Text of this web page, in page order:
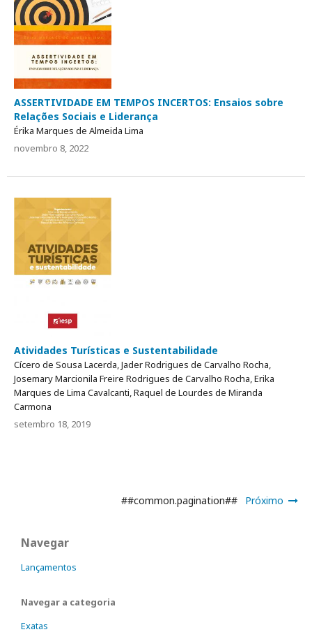
ASSERTIVIDADE EM TEMPOS INCERTOS: Ensaios sobre
Relações Sociais e Liderança
Érika Marques de Almeida Lima
novembro 8, 2022
Atividades Turísticas e Sustentabilidade
Cícero de Sousa Lacerda, Jader Rodrigues de Carvalho Rocha,
Josemary Marcionila Freire Rodrigues de Carvalho Rocha, Erika
Marques de Lima Cavalcanti, Raquel de Lourdes de Miranda
Carmona
setembro 18, 2019
##common.pagination## Próximo
Navegar
Lançamentos
Navegar a categoria
Exatas